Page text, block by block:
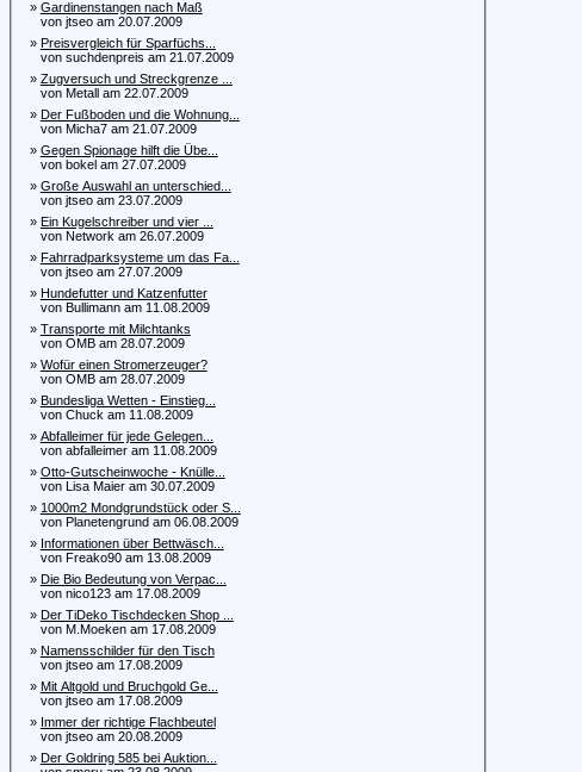
» Gardinenstangen nach Maß
von jtseo am 20.07.2009
» Preisvergleich für Sparfüchs...
von suchdenpreis am 21.07.2009
» Zugversuch und Streckgrenze ...
von Metall am 22.07.2009
» Der Fußboden und die Wohnung...
von Micha7 am 21.07.2009
» Gegen Spionage hilft die Übe...
von bokel am 27.07.2009
» Große Auswahl an unterschied...
von jtseo am 23.07.2009
» Ein Kugelschreiber und vier ...
von Network am 26.07.2009
» Fahrradparksysteme um das Fa...
von jtseo am 27.07.2009
» Hundefutter und Katzenfutter
von Bullimann am 11.08.2009
» Transporte mit Milchtanks
von OMB am 28.07.2009
» Wofür einen Stromerzeuger?
von OMB am 28.07.2009
» Bundesliga Wetten - Einstieg...
von Chuck am 11.08.2009
» Abfalleimer für jede Gelegen...
von abfalleimer am 11.08.2009
» Otto-Gutscheinwoche - Knülle...
von Lisa Maier am 30.07.2009
» 1000m2 Mondgrundstück oder S...
von Planetengrund am 06.08.2009
» Informationen über Bettwäsch...
von Freako90 am 13.08.2009
» Die Bio Bedeutung von Verpac...
von nico123 am 17.08.2009
» Der TiDeko Tischdecken Shop ...
von M.Moeken am 17.08.2009
» Namensschilder für den Tisch
von jtseo am 17.08.2009
» Mit Altgold und Bruchgold Ge...
von jtseo am 17.08.2009
» Immer der richtige Flachbeutel
von jtseo am 20.08.2009
» Der Goldring 585 bei Auktion...